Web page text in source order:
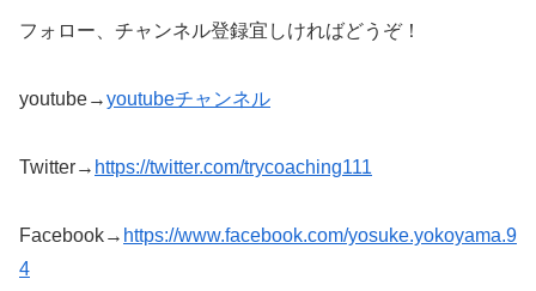
フォロー、チャンネル登録宜しければどうぞ！
youtube→youtubeチャンネル
Twitter→ https://twitter.com/trycoaching111
Facebook→ https://www.facebook.com/yosuke.yokoyama.9
4